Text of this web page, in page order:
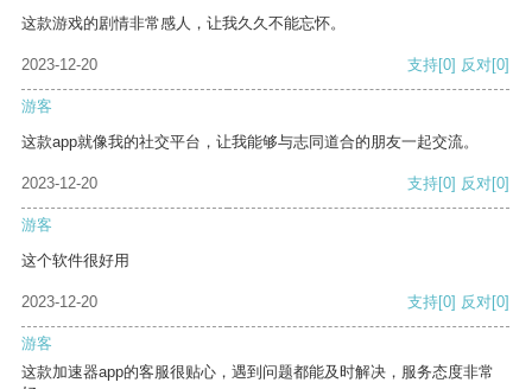
这款游戏的剧情非常感人，让我久久不能忘怀。
2023-12-20 支持[0] 反对[0]
游客
这款app就像我的社交平台，让我能够与志同道合的朋友一起交流。
2023-12-20 支持[0] 反对[0]
游客
这个软件很好用
2023-12-20 支持[0] 反对[0]
游客
这款加速器app的客服很贴心，遇到问题都能及时解决，服务态度非常